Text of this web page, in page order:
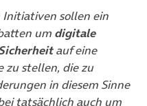
sollen ein
um digitale
auf eine
zu stellen, die zu
in diesem Sinne
tatsächlich auch um